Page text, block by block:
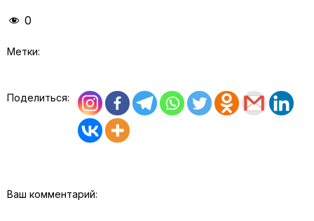
0
Метки:
Поделиться:
Ваш комментарий: